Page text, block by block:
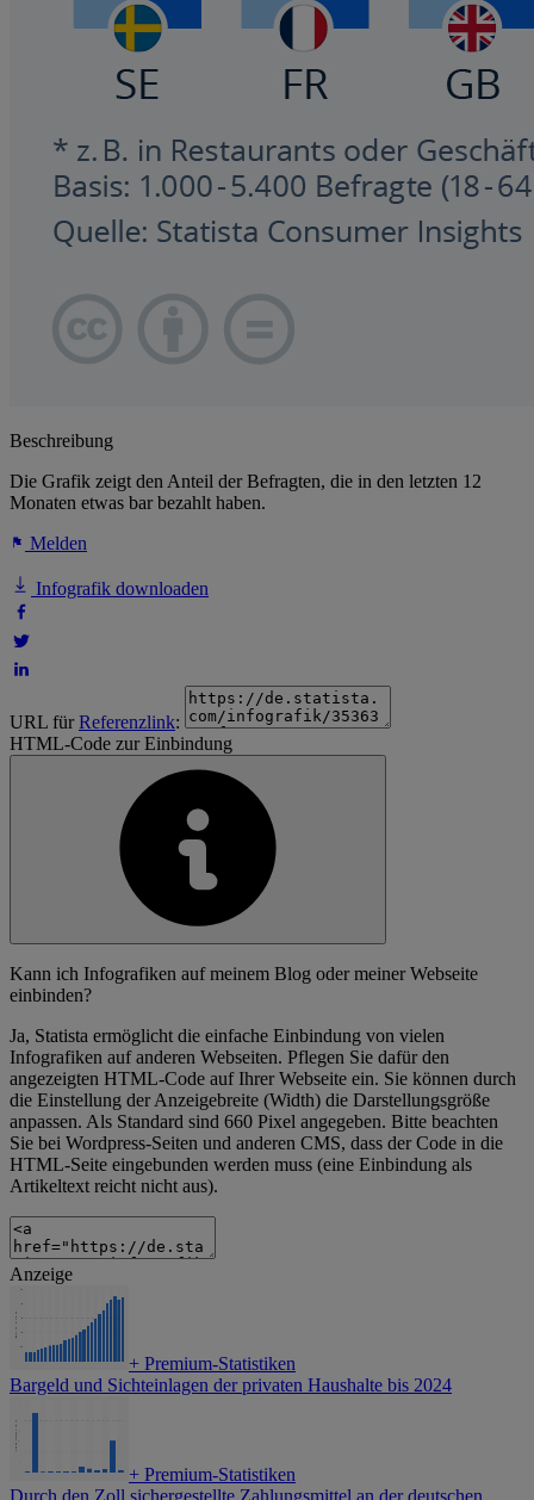
Beschreibung
Die Grafik zeigt den Anteil der Befragten, die in den letzten 12
Monaten etwas bar bezahlt haben.
Melden
Infografik downloaden
URL fürReferenzlink:
HTML-Code zur Einbindung
Kann ich Infografiken auf meinem Blog oder meiner Webseite
einbinden?
Ja, Statista ermöglicht die einfache Einbindung von vielen
Infografiken auf anderen Webseiten. Pflegen Sie dafür den
angezeigten HTML-Code auf Ihrer Webseite ein. Sie können durch
die Einstellung der Anzeigebreite (Width) die Darstellungsgröße
anpassen. Als Standard sind 660 Pixel angegeben. Bitte beachten
Sie bei Wordpress-Seiten und anderen CMS, dass der Code in die
HTML-Seite eingebunden werden muss (eine Einbindung als
Artikeltext reicht nicht aus).
Anzeige
+ Premium-Statistiken
Bargeld und Sichteinlagen der privaten Haushalte bis 2024
+ Premium-Statistiken